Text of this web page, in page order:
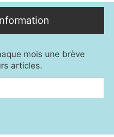
mois une brève
articles.